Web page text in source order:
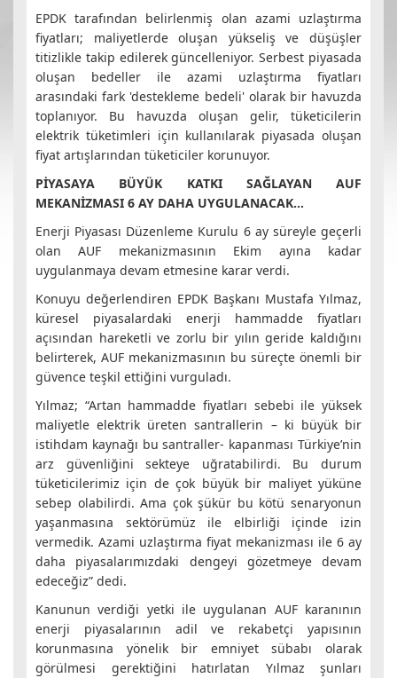
EPDK tarafından belirlenmiş olan azami uzlaştırma
fiyatları; maliyetlerde oluşan yükseliş ve düşüşler
titizlikle takip edilerek güncelleniyor. Serbest piyasada
oluşan bedeller ile azami uzlaştırma fiyatları
arasındaki fark 'destekleme bedeli' olarak bir havuzda
toplanıyor. Bu havuzda oluşan gelir, tüketicilerin
elektrik tüketimleri için kullanılarak piyasada oluşan
fiyat artışlarından tüketiciler korunuyor.
PİYASAYA BÜYÜK KATKI SAĞLAYAN AUF
MEKANİZMASI 6 AY DAHA UYGULANACAK...
Enerji Piyasası Düzenleme Kurulu 6 ay süreyle geçerli
olan AUF mekanizmasının Ekim ayına kadar
uygulanmaya devam etmesine karar verdi.
Konuyu değerlendiren EPDK Başkanı Mustafa Yılmaz,
küresel piyasalardaki enerji hammadde fiyatları
açısından hareketli ve zorlu bir yılın geride kaldığını
belirterek, AUF mekanizmasının bu süreçte önemli bir
güvence teşkil ettiğini vurguladı.
Yılmaz; “Artan hammadde fiyatları sebebi ile yüksek
maliyetle elektrik üreten santrallerin – ki büyük bir
istihdam kaynağı bu santraller- kapanması Türkiye’nin
arz güvenliğini sekteye uğratabilirdi. Bu durum
tüketicilerimiz için de çok büyük bir maliyet yüküne
sebep olabilirdi. Ama çok şükür bu kötü senaryonun
yaşanmasına sektörümüz ile elbirliği içinde izin
vermedik. Azami uzlaştırma fiyat mekanizması ile 6 ay
daha piyasalarımızdaki dengeyi gözetmeye devam
edeceğiz” dedi.
Kanunun verdiği yetki ile uygulanan AUF karanının
enerji piyasalarının adil ve rekabetçi yapısının
korunmasına yönelik bir emniyet sübabı olarak
görülmesi gerektiğini hatırlatan Yılmaz şunları